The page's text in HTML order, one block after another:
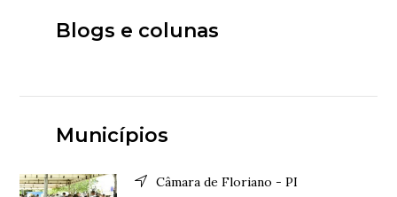
Blogs e colunas
Municípios
Câmara de Floriano - PI